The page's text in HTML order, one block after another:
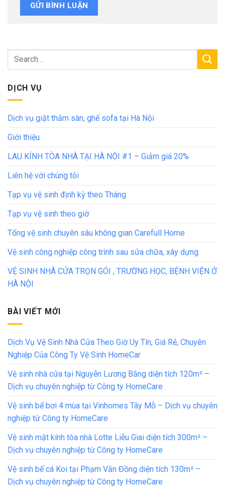
DỊCH VỤ
Dịch vụ giặt thảm sàn, ghế sofa tại Hà Nội
Giới thiệu
LAU KÍNH TÒA NHÀ TẠI HÀ NỘI #1 – Giảm giá 20%
Liên hệ với chúng tôi
Tạp vụ vệ sinh định kỳ theo Tháng
Tạp vụ vệ sinh theo giờ
Tổng vệ sinh chuyên sâu không gian Carefull Home
Vệ sinh công nghiệp công trình sau sửa chữa, xây dựng
VỆ SINH NHÀ CỬA TRỌN GÓI , TRƯỜNG HỌC, BỆNH VIỆN Ở
HÀ NỘI
BÀI VIẾT MỚI
Dịch Vụ Vệ Sinh Nhà Cửa Theo Giờ Uy Tín, Giá Rẻ, Chuyên
Nghiệp Của Công Ty Vệ Sinh HomeCar
Vệ sinh nhà cửa tại Nguyễn Lương Bằng diện tích 120m² –
Dịch vụ chuyên nghiệp từ Công ty HomeCare
Vệ sinh bể bơi 4 mùa tại Vinhomes Tây Mỗ – Dịch vụ chuyên
nghiệp từ Công ty HomeCare
Vệ sinh mặt kính tòa nhà Lotte Liễu Giai diện tích 300m² –
Dịch vụ chuyên nghiệp từ Công ty HomeCare
Vệ sinh bể cá Koi tại Phạm Văn Đồng diện tích 130m² –
Dịch vụ chuyên nghiệp từ Công ty HomeCare